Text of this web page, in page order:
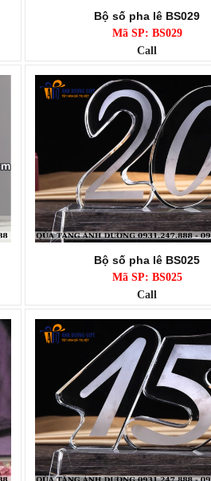
Bộ số pha lê BS029
Mã SP: BS029
Call
Bộ số pha lê BS025
Mã SP: BS025
Call